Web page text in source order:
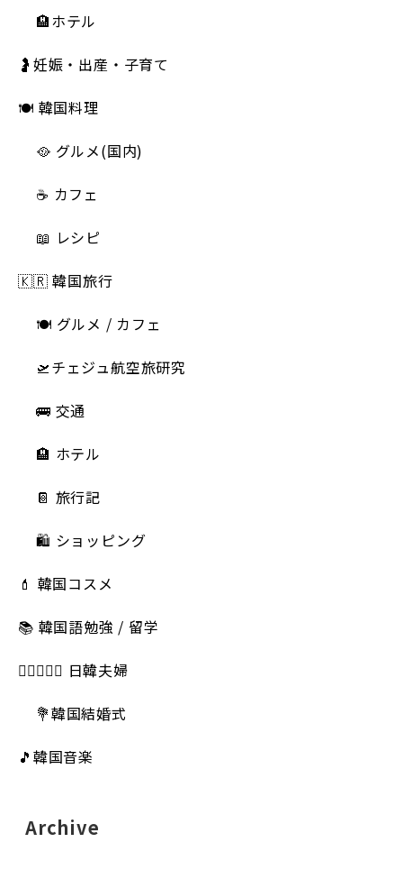
🏨ホテル
🤰妊娠・出産・子育て
🍽 韓国料理
🥘 グルメ(国内)
☕️ カフェ
📖 レシピ
🇰🇷 韓国旅行
🍽 グルメ / カフェ
🛫チェジュ航空旅研究
🚌 交通
🏨 ホテル
📔 旅行記
🛍️ ショッピング
💄 韓国コスメ
📚 韓国語勉強 / 留学
👩🏻‍❤️‍👨🏻 日韓夫婦
💐韓国結婚式
🎵韓国音楽
Archive